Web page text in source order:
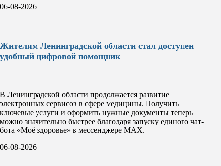
06-08-2026
Жителям Ленинградской области стал доступен
удобный цифровой помощник
В Ленинградской области продолжается развитие
электронных сервисов в сфере медицины. Получить
ключевые услуги и оформить нужные документы теперь
можно значительно быстрее благодаря запуску единого чат-
бота «Моё здоровье» в мессенджере MAX.
06-08-2026